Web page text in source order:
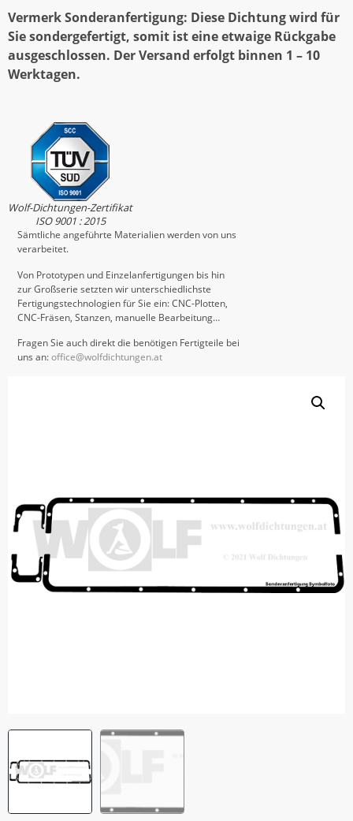
Vermerk Sonderanfertigung: Diese Dichtung wird für
Sie sondergefertigt, somit ist eine etwaige Rückgabe
ausgeschlossen. Der Versand erfolgt binnen 1 – 10
Werktagen.
Wolf-Dichtungen-Zertifikat
ISO 9001 : 2015
Sämtliche angeführte Materialien werden von uns
verarbeitet.
Von Prototypen und Einzelanfertigungen bis hin
zur Großserie setzten wir unterschiedlichste
Fertigungstechnologien für Sie ein: CNC-Plotten,
CNC-Fräsen, Stanzen, manuelle Bearbeitung…
Fragen Sie auch direkt die benötigen Fertigteile bei
uns an:office@wolfdichtungen.at